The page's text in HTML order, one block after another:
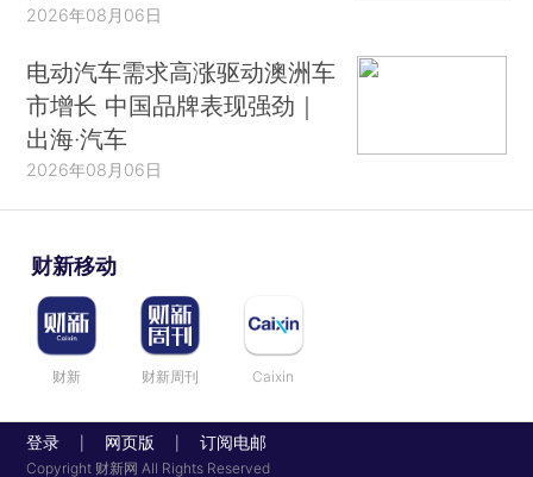
2026年08月06日
电动汽车需求高涨驱动澳洲车
市增长 中国品牌表现强劲｜
出海·汽车
2026年08月06日
财新移动
财新 财新周刊 Caixin
登录 网页版 订阅电邮
Copyright 财新网 All Rights Reserved